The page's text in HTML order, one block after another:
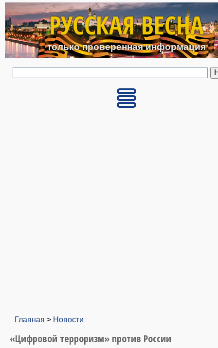
Перейти к основному
РУССКАЯ ВЕСНА
только проверенная информация
Главная > Новости
«Цифровой терроризм» против России